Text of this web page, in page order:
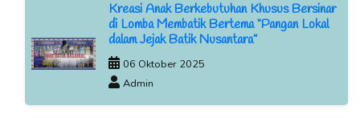
Kreasi Anak Berkebutuhan Khusus Bersinar
di Lomba Membatik Bertema “Pangan Lokal
dalam Jejak Batik Nusantara”
06 Oktober 2025
Admin